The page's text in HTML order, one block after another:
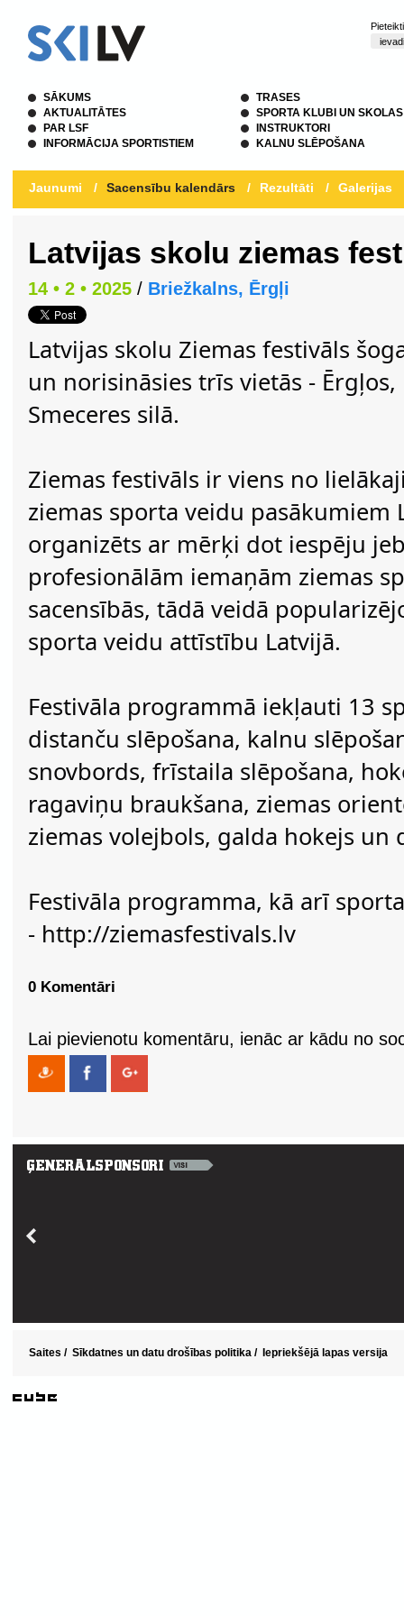
SĀKUMS
AKTUALITĀTES
PAR LSF
INFORMĀCIJA SPORTISTIEM
TRASES
SPORTA KLUBI UN SKOLAS
INSTRUKTORI
KALNU SLĒPOŠANA
Jaunumi / Sacensību kalendārs / Rezultāti / Galerijas
Latvijas skolu ziemas
14 • 2 • 2025 / Briežkalns, Ērgļi
Latvijas skolu Ziemas festivāls
un norisināsies trīs vietās -
Smeceres silā.
Ziemas festivāls ir viens no
ziemas sporta veidu pasākumiem
organizēts ar mērķi dot iespēju
profesionālām iemaņām ziemas
sacensībās, tādā veidā
sporta veidu attīstību Latvijā.
Festivāla programmā iekļauti 13
distanču slēpošana, kalnu
snovbords, frīstaila slēpošana,
ragaviņu braukšana, ziemas
ziemas volejbols, galda hokejs un
Festivāla programma, kā arī
- http://ziemasfestivals.lv
0 Komentāri
Lai pievienotu komentāru, ienāc ar kādu no
Saites / Sīkdatnes un datu drošības politika / Iepriekšējā lapas versija